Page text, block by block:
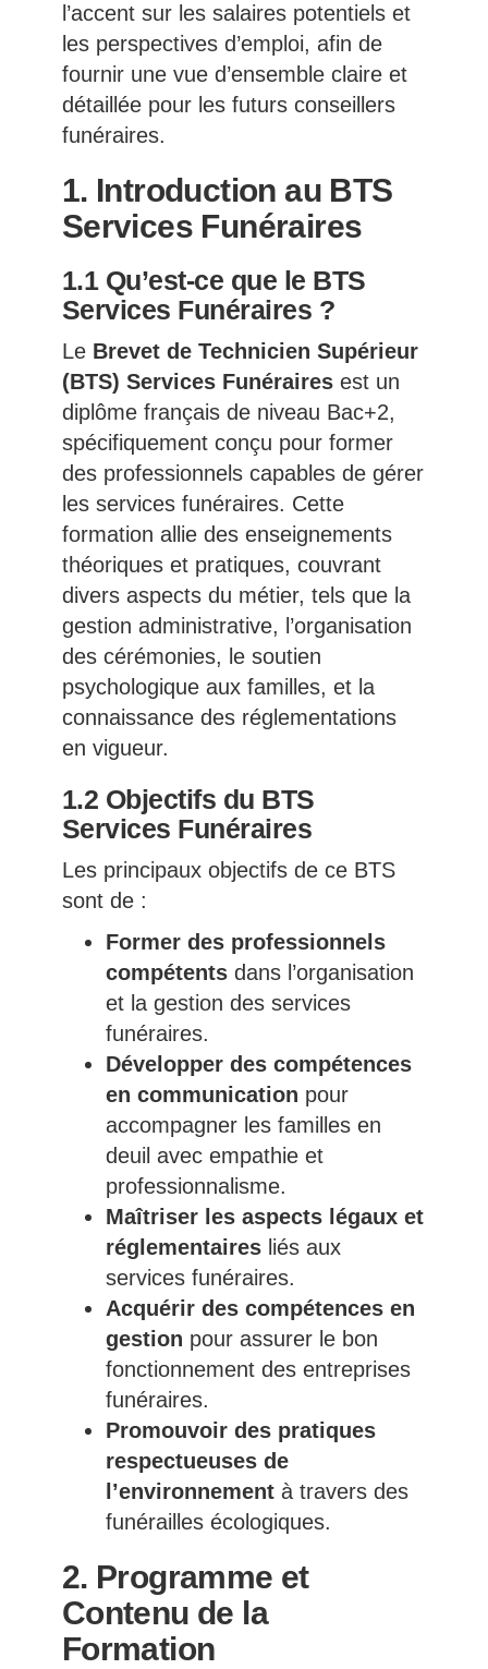
l’accent sur les salaires potentiels et
les perspectives d’emploi, afin de
fournir une vue d’ensemble claire et
détaillée pour les futurs conseillers
funéraires.
1. Introduction au BTS
Services Funéraires
1.1 Qu’est-ce que le BTS
Services Funéraires ?
Le Brevet de Technicien Supérieur
(BTS) Services Funérairesest un
diplôme français de niveau Bac+2,
spécifiquement conçu pour former
des professionnels capables de gérer
les services funéraires. Cette
formation allie des enseignements
théoriques et pratiques, couvrant
divers aspects du métier, tels que la
gestion administrative, l’organisation
des cérémonies, le soutien
psychologique aux familles, et la
connaissance des réglementations
en vigueur.
1.2 Objectifs du BTS
Services Funéraires
Les principaux objectifs de ce BTS
sont de :
Former des professionnels
compétentsdans l’organisation
et la gestion des services
funéraires.
Développer des compétences
en communication pour
accompagner les familles en
deuil avec empathie et
professionnalisme.
Maîtriser les aspects légaux et
réglementairesliés aux
services funéraires.
Acquérir des compétences en
gestion pour assurer le bon
fonctionnement des entreprises
funéraires.
Promouvoir des pratiques
respectueuses de
l’environnementà travers des
funérailles écologiques.
2. Programme et
Contenu de la
Formation